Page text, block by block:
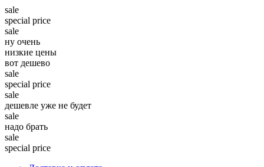
sale
special price
sale
ну очень
низкие цены
вот дешево
sale
special price
sale
дешевле уже не будет
sale
надо брать
sale
special price